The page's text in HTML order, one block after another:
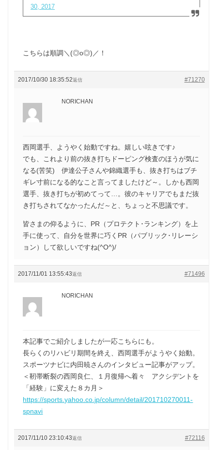
30, 2017
こちらは順調＼(◎o◎)／！
2017/10/30 18:35:52 #71270
返信
NORICHAN
西岡選手、ようやく始動ですね。嬉しい呟きです♪
でも、これより前の抜き打ちドーピング検査のほうが気に
なる(苦笑) 伊達公子さんや錦織選手も、抜き打ちはブチ
ギレ寸前になる的なこと言ってましたけど～。しかも西岡
選手、抜き打ちが初めてって…。彼のキャリアでもまだ抜
き打ちされてなかったんだ～と、ちょっと不思議です。
皆さまの仰るように、PR（プロテクト･ランキング）を上
手に使って、自分を世界に巧くPR（パブリック･リレーシ
ョン）して欲しいですね(^O^)/
2017/11/01 13:55:43 #71496
返信
NORICHAN
本記事でご紹介しましたが一応こちらにも。
長らくのリハビリ期間を終え、西岡選手がようやく始動。
スポーツナビに内田暁さんのインタビュー記事がアップ。
＜靭帯断裂の西岡良仁、１月復帰へ着々 アクシデントを
「経験」に変えた８カ月＞
https://sports.yahoo.co.jp/column/detail/201710270011-
spnavi
2017/11/10 23:10:43 #72116
返信